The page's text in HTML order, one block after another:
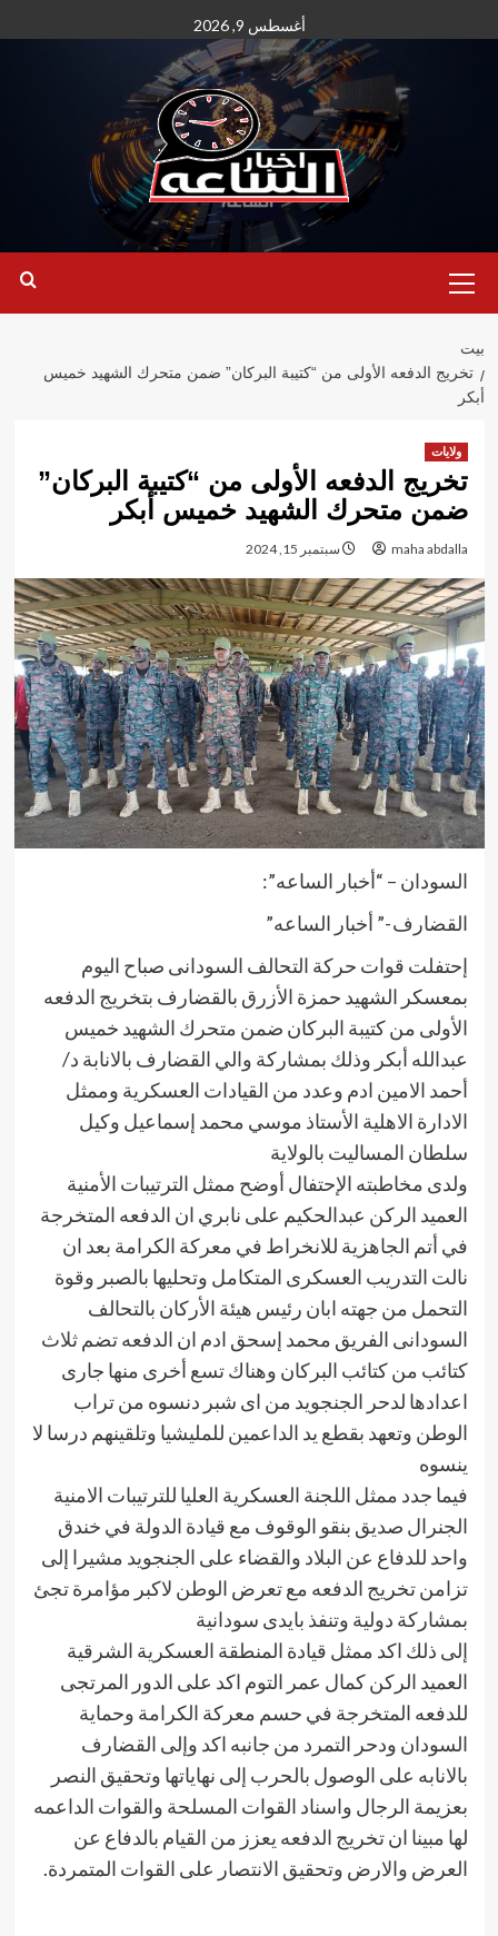
إلى
أغسطس 9, 2026
الأساسية
بيت
تخريج الدفعه الأولى من “كتيبة البركان” ضمن متحرك الشهيد خميس
أبكر
ولايات
تخريج الدفعه الأولى من “كتيبة البركان”
ضمن متحرك الشهيد خميس أبكر
maha abdalla سبتمبر 15, 2024
السودان – “أخبار الساعه”:
القضارف -” أخبار الساعه”
إحتفلت قوات حركة التحالف السودانى صباح اليوم
بمعسكر الشهيد حمزة الأزرق بالقضارف بتخريج الدفعه
الأولى من كتيبة البركان ضمن متحرك الشهيد خميس
عبدالله أبكر وذلك بمشاركة والي القضارف بالانابة د/
أحمد الامين ادم وعدد من القيادات العسكرية وممثل
الادارة الاهلية الأستاذ موسي محمد إسماعيل وكيل
سلطان المساليت بالولاية
ولدى مخاطبته الإحتفال أوضح ممثل الترتيبات الأمنية
العميد الركن عبدالحكيم على نابري ان الدفعه المتخرجة
في أتم الجاهزية للانخراط في معركة الكرامة بعد ان
نالت التدريب العسكرى المتكامل وتحليها بالصبر وقوة
التحمل من جهته ابان رئيس هيئة الأركان بالتحالف
السودانى الفريق محمد إسحق ادم ان الدفعه تضم ثلاث
كتائب من كتائب البركان وهناك تسع أخرى منها جارى
اعدادها لدحر الجنجويد من اى شبر دنسوه من تراب
الوطن وتعهد بقطع يد الداعمين للمليشيا وتلقينهم درسا لا
ينسوه
فيما جدد ممثل اللجنة العسكرية العليا للترتيبات الامنية
الجنرال صديق بنقو الوقوف مع قيادة الدولة في خندق
واحد للدفاع عن البلاد والقضاء على الجنجويد مشيرا إلى
تزامن تخريج الدفعه مع تعرض الوطن لاكبر مؤامرة تجئ
بمشاركة دولية وتنفذ بايدى سودانية
إلى ذلك اكد ممثل قيادة المنطقة العسكرية الشرقية
العميد الركن كمال عمر التوم اكد على الدور المرتجى
للدفعه المتخرجة في حسم معركة الكرامة وحماية
السودان ودحر التمرد من جانبه اكد وإلى القضارف
بالانابه على الوصول بالحرب إلى نهاياتها وتحقيق النصر
بعزيمة الرجال واسناد القوات المسلحة والقوات الداعمه
لها مبينا ان تخريج الدفعه يعزز من القيام بالدفاع عن
العرض والارض وتحقيق الانتصار على القوات المتمردة.